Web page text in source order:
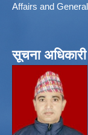
Affairs and
सूचना अधिकारी